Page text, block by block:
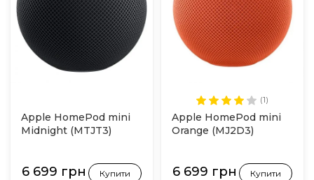
Apple HomePod mini
Midnight (MTJT3)
6 699 грн Купити
(1)
Apple HomePod mini
Orange (MJ2D3)
6 699 грн Купити